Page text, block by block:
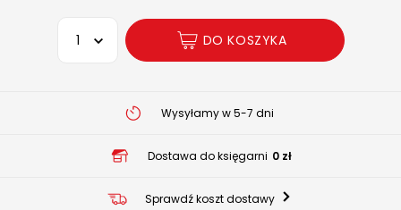
Wybierz opcję
DO KOSZYKA
Wysyłamy w 5-7 dni
Dostawa do księgarni 0 zł
Sprawdź koszt dostawy